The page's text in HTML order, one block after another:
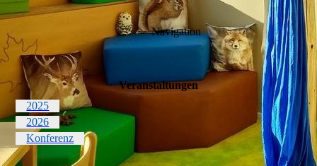
Navigation
Veranstaltungen
2025
2026
Konferenz